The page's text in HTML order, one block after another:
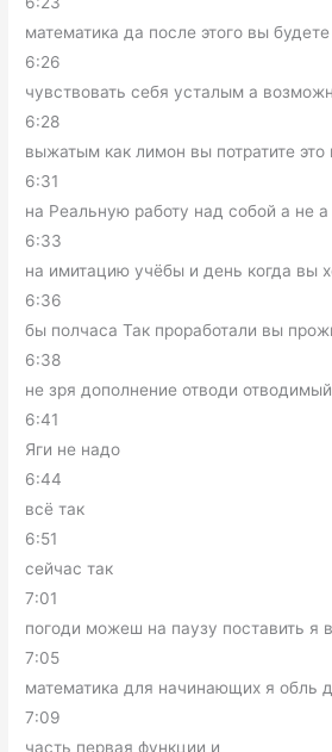
математика да после этого вы будете
6:26
чувствовать себя усталым а
6:28
выжатым как лимон вы потратите это
6:31
на Реальную работу над собой а не а
6:33
на имитацию учёбы и день когда вы
6:36
бы полчаса Так проработали вы
6:38
не зря дополнение отводи
6:41
Яги не надо
6:44
всё так
6:51
сейчас так
7:01
погоди можеш на паузу поставить я
7:05
математика для начинающих я обль
7:09
часть первая функции и